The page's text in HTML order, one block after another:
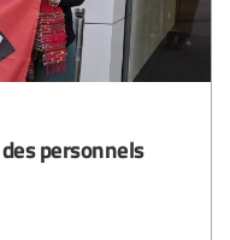
personnels